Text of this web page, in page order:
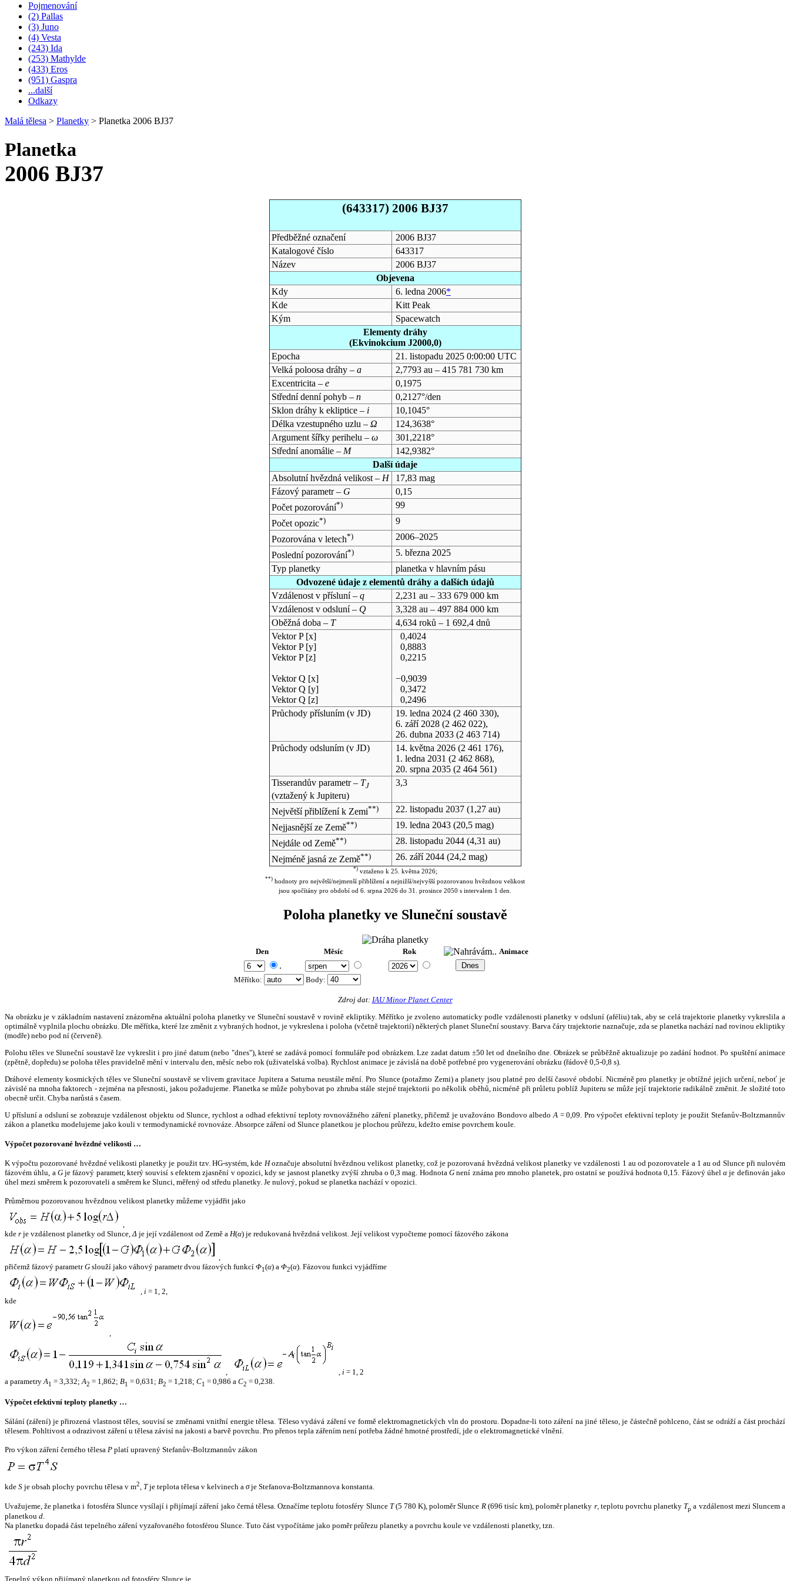
Pojmenování
(2) Pallas
(3) Juno
(4) Vesta
(243) Ida
(253) Mathylde
(433) Eros
(951) Gaspra
...další
Odkazy
Malá tělesa > Planetky > Planetka 2006 BJ37
Planetka
2006 BJ37
(643317) 2006 BJ37
Předběžné označení
2006 BJ37
Katalogové číslo
643317
Název
2006 BJ37
Objevena
Kdy
6. ledna 2006*
Kde
Kitt Peak
Kým
Spacewatch
Elementy dráhy
(Ekvinokcium J2000,0)
Epocha
21. listopadu 2025 0:00:00 UTC
Velká poloosa dráhy – a
2,7793 au – 415 781 730 km
Excentricita – e
0,1975
Střední denní pohyb – n
0,2127°/den
Sklon dráhy k ekliptice – i
10,1045°
Délka vzestupného uzlu – Ω
124,3638°
Argument šířky perihelu – ω
301,2218°
Střední anomálie – M
142,9382°
Další údaje
Absolutní hvězdná velikost – H
17,83 mag
Fázový parametr – G
0,15
Počet pozorování*)
99
Počet opozic*)
9
Pozorována v letech*)
2006–2025
Poslední pozorování*)
5. března 2025
Typ planetky
planetka v hlavním pásu
Odvozené údaje z elementů dráhy a dalších údajů
Vzdálenost v přísluní – q
2,231 au – 333 679 000 km
Vzdálenost v odsluní – Q
3,328 au – 497 884 000 km
Oběžná doba – T
4,634 roků – 1 692,4 dnů
Vektor P [x]
Vektor P [y]
Vektor P [z]
Vektor Q [x]
Vektor Q [y]
Vektor Q [z]
0,4024
0,8883
0,2215
−0,9039
0,3472
0,2496
Průchody přísluním (v JD) 19. ledna 2024(2 460 330),
6. září 2028(2 462 022),
26. dubna 2033(2 463 714)
Průchody odsluním (v JD) 14. května 2026(2 461 176),
1. ledna 2031 (2 462 868),
20. srpna 2035(2 464 561)
Tisserandův parametr – TJ
(vztažený k Jupiteru)
3,3
Největší přiblížení k Zemi**) 22. listopadu 2037(1,27 au)
Nejjasnější ze Země**) 19. ledna 2043(20,5 mag)
Nejdále od Země**) 28. listopadu 2044(4,31 au)
Nejméně jasná ze Země**) 26. září 2044(24,2 mag)
*)vztaženo k 25. května 2026;
**) hodnoty pro největší/nejmenší přiblížení a nejnižší/nejvyšší pozorovanou hvězdnou velikost
jsou spočítány pro období od 6. srpna 2026 do 31. prosince 2050 s intervalem 1 den.
Poloha planetky ve Sluneční soustavě
Den Měsíc Rok Animace
.
Měřítko: Body:
Zdroj dat: IAU Minor Planet Center
Na obrázku je v základním nastavení znázorněna aktuální poloha planetky ve Sluneční soustavě v rovině ekliptiky. Měřítko je zvoleno automaticky podle vzdálenosti planetky v odsluní (aféliu) tak, aby se celá trajektorie planetky vykreslila a
optimálně vyplnila plochu obrázku. Dle měřítka, které lze změnit z vybraných hodnot, je vykreslena i poloha (včetně trajektorií) některých planet Sluneční soustavy. Barva čáry trajektorie naznačuje, zda se planetka nachází nad rovinou ekliptiky
(modře) nebo pod ní (červeně).
Polohu těles ve Sluneční soustavě lze vykreslit i pro jiné datum (nebo "dnes"), které se zadává pomocí formuláře pod obrázkem. Lze zadat datum ±50 let od dnešního dne. Obrázek se průběžně aktualizuje po zadání hodnot. Po spuštění animace
(zpětně, dopředu) se poloha těles pravidelně mění v intervalu den, měsíc nebo rok (uživatelská volba). Rychlost animace je závislá na době potřebné pro vygenerování obrázku (řádově 0,5-0,8 s).
Dráhové elementy kosmických těles ve Sluneční soustavě se vlivem gravitace Jupitera a Saturna neustále mění. Pro Slunce (potažmo Zemi) a planety jsou platné pro delší časové období. Nicméně pro planetky je obtížné jejich určení, neboť je
závislé na mnoha faktorech - zejména na přesnosti, jakou požadujeme. Planetka se může pohybovat po zhruba stále stejné trajektorii po několik oběhů, nicméně při průletu poblíž Jupiteru se může její trajektorie radikálně změnit. Je složité toto
obecně určit. Chyba narůstá s časem.
U přísluní a odsluní se zobrazuje vzdálenost objektu od Slunce, rychlost a odhad efektivní teploty rovnovážného záření planetky, přičemž je uvažováno Bondovo albedo A = 0,09. Pro výpočet efektivní teploty je použit Stefanův-Boltzmannův
zákon a planetku modelujeme jako kouli v termodynamické rovnováze. Absorpce záření od Slunce planetkou je plochou průřezu, kdežto emise povrchem koule.
Výpočet pozorované hvězdné velikosti …
K výpočtu pozorované hvězdné velikosti planetky je použit tzv. HG-systém, kde Hoznačuje absolutní hvězdnou velikost planetky, což je pozorovaná hvězdná velikost planetky ve vzdálenosti 1 au od pozorovatele a 1 au od Slunce při nulovém
fázovém úhlu, a Gje fázový parametr, který souvisí s efektem zjasnění v opozici, kdy se jasnost planetky zvýší zhruba o 0,3 mag. HodnotaG není známa pro mnoho planetek, pro ostatní se používá hodnota 0,15. Fázový úhelα je definován jako
úhel mezi směrem k pozorovateli a směrem ke Slunci, měřený od středu planetky. Je nulový, pokud se planetka nachází v opozici.
Průměrnou pozorovanou hvězdnou velikost planetky můžeme vyjádřit jako
,
kde r je vzdálenost planetky od Slunce,Δ je její vzdálenost od Země a H(α) je redukovaná hvězdná velikost. Její velikost vypočteme pomocí fázového zákona
,
přičemž fázový parametrG slouží jako váhový parametr dvou fázových funkcí Φ1(α) a Φ2(α). Fázovou funkci vyjádříme
, i = 1, 2,
kde
,
, , i = 1, 2
a parametryA1 = 3,332;A2 = 1,862; B1 = 0,631; B2 = 1,218; C1 = 0,986 a C2 = 0,238.
Výpočet efektivní teploty planetky …
Sálání (záření) je přirozená vlastnost těles, souvisí se změnami vnitřní energie tělesa. Těleso vydává záření ve formě elektromagnetických vln do prostoru. Dopadne-li toto záření na jiné těleso, je částečně pohlceno, část se odráží a část prochází
tělesem. Pohltivost a odrazivost záření u tělesa závisí na jakosti a barvě povrchu. Pro přenos tepla zářením není potřeba žádné hmotné prostředí, jde o elektromagnetické vlnění.
Pro výkon záření černého tělesa P platí upravený Stefanův-Boltzmannův zákon
kde S je obsah plochy povrchu tělesa v m2, Tje teplota tělesa v kelvinech a σje Stefanova-Boltzmannova konstanta.
Uvažujeme, že planetka i fotosféra Slunce vysílají i přijímají záření jako černá tělesa. Označíme teplotu fotosféry Slunce T(5 780 K), poloměr Slunce R(696 tisíc km), poloměr planetky r, teplotu povrchu planetky Tp a vzdálenost mezi Sluncem a
planetkou d.
Na planetku dopadá část tepelného záření vyzařovaného fotosférou Slunce. Tuto část vypočítáme jako poměr průřezu planetky a povrchu koule ve vzdálenosti planetky, tzn.
Tepelný výkon přijímaný planetkou od fotosféry Slunce je